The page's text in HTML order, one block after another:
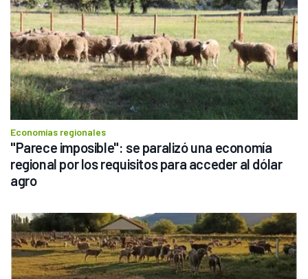
Economías regionales
"Parece imposible": se paralizó una economía
regional por los requisitos para acceder al dólar
agro